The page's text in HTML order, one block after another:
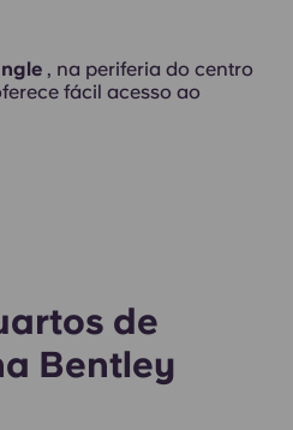
, na periferia do centro
fácil acesso ao
de
Bentley